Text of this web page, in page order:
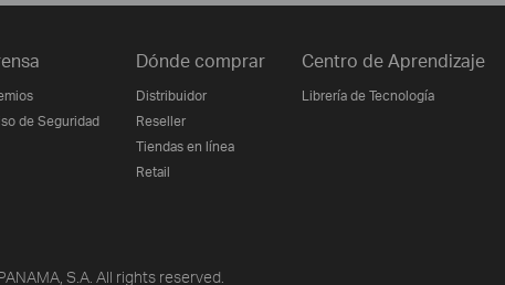
de Seguridad
Dónde comprar
Distribuidor
Reseller
Tiendas en línea
Retail
Centro de Aprendizaje
Librería de Tecnología
S.A. All rights reserved.